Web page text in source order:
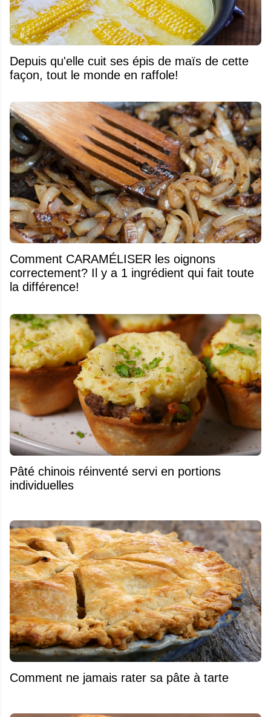
Depuis qu'elle cuit ses épis de maïs de cette
façon, tout le monde en raffole!
Comment CARAMÉLISER les oignons
correctement? Il y a 1 ingrédient qui fait toute
la différence!
Pâté chinois réinventé servi en portions
individuelles
Comment ne jamais rater sa pâte à tarte